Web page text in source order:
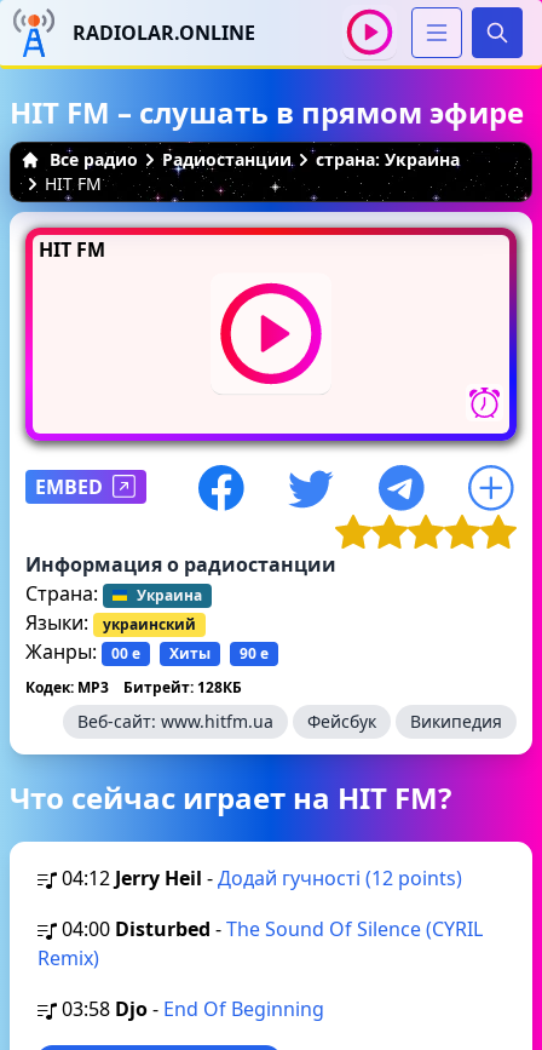
RADIOLAR.ONLINE
HIT FM – слушать в прямом эфире
Все радио Радиостанции
страна: Украина
HIT FM
HIT FM
EMBED
Информация о радиостанции
Страна:
Украина
Языки: украинский
Жанры: 00 е Хиты
90 е
Кодек: MP3
Битрейт: 128КБ
Веб-сайт: www.hitfm.ua Фейсбук Википедия
Что сейчас играет на HIT FM?
04:12 Jerry Heil -Додай гучності (12 points)
04:00 Disturbed -The Sound Of Silence (CYRIL
Remix)
03:58 Djo- End Of Beginning